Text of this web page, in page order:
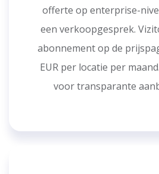
offerte op enterprise-
een verkoopgesprek.
abonnement op de
EUR per locatie per
voor transparante